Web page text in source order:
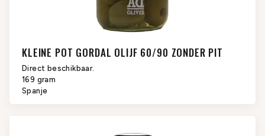
KLEINE POT GORDAL OLIJF 60/90 ZONDER PIT
Direct beschikbaar.
169 gram
Spanje